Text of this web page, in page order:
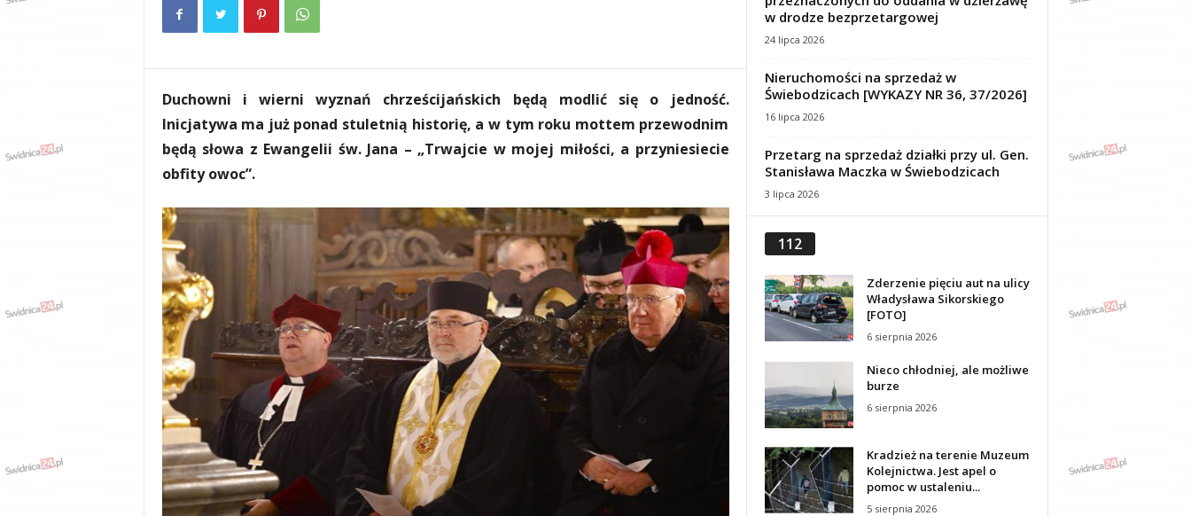
a
Duchowni i wierni wyznań chrześcijańskich będą modlić się o jedność.
Inicjatywa ma już ponad stuletnią historię, a w tym roku mottem przewodnim
będą słowa z Ewangelii św. Jana – „Trwajcie w mojej miłości, a przyniesiecie
obfity owoc”.
w drodze bezprzetargowej
24 lipca 2026
Nieruchomości na sprzedaż w
Świebodzicach [WYKAZY NR 36, 37/2026]
16 lipca 2026
Przetarg na sprzedaż działki przy ul. Gen.
Stanisława Maczka w Świebodzicach
3 lipca 2026
112
Zderzenie pięciu aut na ulicy
Władysława Sikorskiego
[FOTO]
6 sierpnia 2026
Nieco chłodniej, ale możliwe
burze
6 sierpnia 2026
Kradzież na terenie Muzeum
Kolejnictwa. Jest apel o
pomoc w ustaleniu...
5 sierpnia 2026